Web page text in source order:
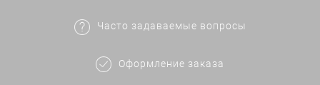
Часто задаваемые вопросы
Оформление заказа